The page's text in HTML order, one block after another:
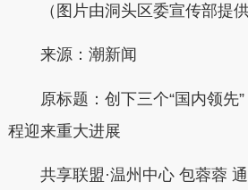
（图片由洞头区委宣传部提供
来源：潮新闻
原标题：创下三个“国内领先
程迎来重大进展
共享联盟·温州中心 包蓉蓉